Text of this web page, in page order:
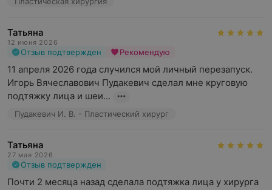
Татьяна
12 июня 2026
Отзыв подтвержден Рекомендую
11 апреля 2026 года случился мой личный перезапуск.
Игорь Вячеславович Пудакевич сделал мне круговую
подтяжку лица и шеи...
Пудакевич И. В. - Пластический хирург
Татьяна
27 мая 2026
Отзыв подтвержден
Почти 2 месяца назад сделала подтяжка лица у хирурга